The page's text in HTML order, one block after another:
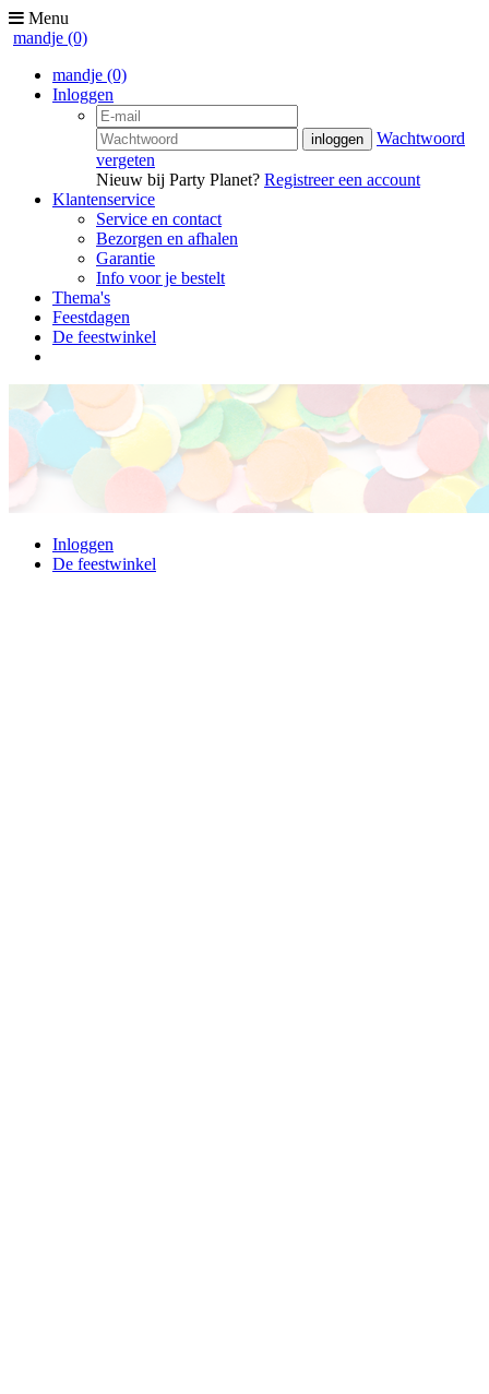
Menu
mandje (0)
mandje (0)
Inloggen
Wachtwoord
vergeten
Nieuw bij Party Planet? Registreer een account
Klantenservice
Service en contact
Bezorgen en afhalen
Garantie
Info voor je bestelt
Thema's
Feestdagen
De feestwinkel
Inloggen
De feestwinkel